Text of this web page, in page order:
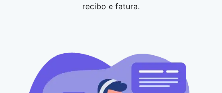
recibo e fatura.